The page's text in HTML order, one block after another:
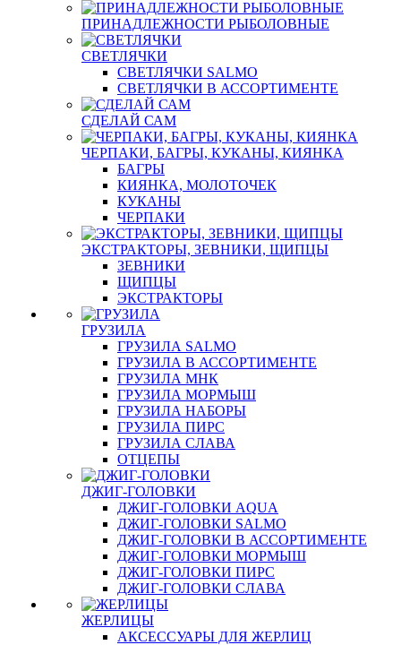
ПРИНАДЛЕЖНОСТИ РЫБОЛОВНЫЕ
СВЕТЛЯЧКИ
СВЕТЛЯЧКИ SALMO
СВЕТЛЯЧКИ В АССОРТИМЕНТЕ
СДЕЛАЙ САМ
ЧЕРПАКИ, БАГРЫ, КУКАНЫ, КИЯНКА
БАГРЫ
КИЯНКА, МОЛОТОЧЕК
КУКАНЫ
ЧЕРПАКИ
ЭКСТРАКТОРЫ, ЗЕВНИКИ, ЩИПЦЫ
ЗЕВНИКИ
ЩИПЦЫ
ЭКСТРАКТОРЫ
ГРУЗИЛА
ГРУЗИЛА SALMO
ГРУЗИЛА В АССОРТИМЕНТЕ
ГРУЗИЛА МНК
ГРУЗИЛА МОРМЫШ
ГРУЗИЛА НАБОРЫ
ГРУЗИЛА ПИРС
ГРУЗИЛА СЛАВА
ОТЦЕПЫ
ДЖИГ-ГОЛОВКИ
ДЖИГ-ГОЛОВКИ AQUA
ДЖИГ-ГОЛОВКИ SALMO
ДЖИГ-ГОЛОВКИ В АССОРТИМЕНТЕ
ДЖИГ-ГОЛОВКИ МОРМЫШ
ДЖИГ-ГОЛОВКИ ПИРС
ДЖИГ-ГОЛОВКИ СЛАВА
ЖЕРЛИЦЫ
АКСЕССУАРЫ ДЛЯ ЖЕРЛИЦ